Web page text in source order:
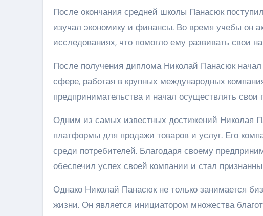
После окончания средней школы Панасюк
изучал экономику и финансы. Во время учебы он
исследованиях, что помогло ему развивать свои
После получения диплома Николай Панасюк
сфере, работая в крупных международных
предпринимательства и начал осуществлять свои
Одним из самых известных достижений Николая
платформы для продажи товаров и услуг. Его
среди потребителей. Благодаря своему
обеспечил успех своей компании и стал
Однако Николай Панасюк не только занимается
жизни. Он является инициатором множества